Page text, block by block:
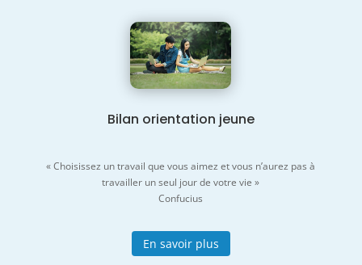
Bilan orientation jeune
« Choisissez un travail que vous aimez et vous n’aurez pas à
travailler un seul jour de votre vie »
Confucius
En savoir plus